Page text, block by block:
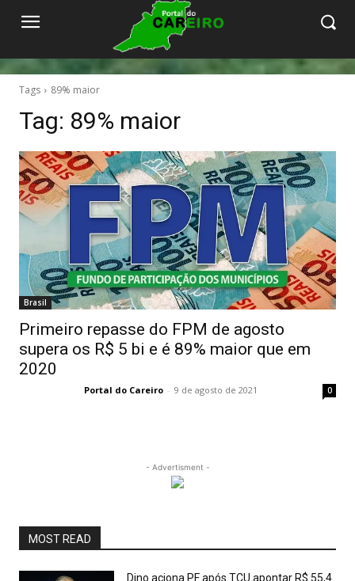
Tags 89% maior
Tag: 89% maior
Brasil
Primeiro repasse do FPM de agosto
supera os R$ 5 bi e é 89% maior que em
2020
Portal do Careiro - 9 de agosto de 2021 0
- Advertisment -
MOST READ
Dino aciona PF após TCU apontar R$ 55,4